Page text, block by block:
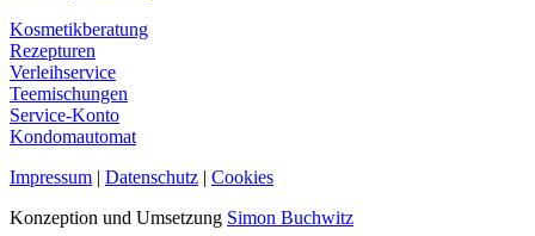
Kosmetikberatung
Rezepturen
Verleihservice
Teemischungen
Service-Konto
Kondomautomat
Impressum | Datenschutz | Cookies
Konzeption und Umsetzung Simon Buchwitz